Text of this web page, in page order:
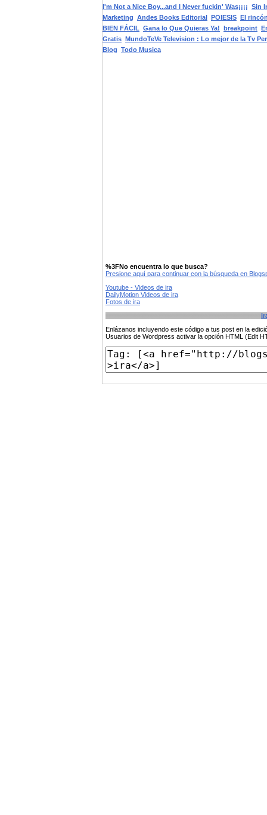
I'm Not a Nice Boy...and I Never fuckin' Was¡¡¡¡ Sin
Marketing Andes Books Editorial POIESIS El
BIEN FÁCIL Gana lo Que Quieras Ya! breakpoint
Gratis MundoTeVe Television : Lo mejor de la Tv
Blog Todo Musica
%3FNo encuentra lo que busca?
Presione aquí para continuar con la búsqueda en
Youtube - Videos de ira
DailyMotion Videos de ira
Fotos de ira
Enlázanos incluyendo este código a tus post en la
Usuarios de Wordpress activar la opción HTML (Edit